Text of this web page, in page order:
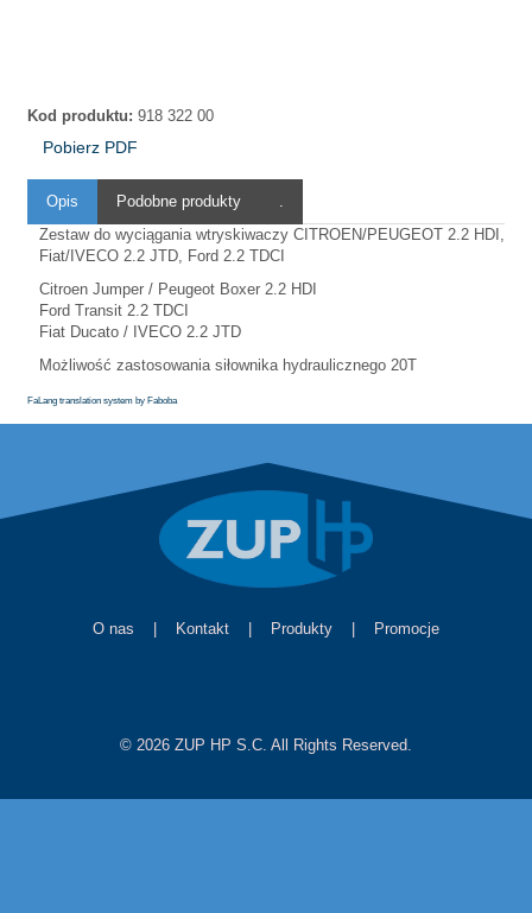
Kod produktu: 918 322 00
Pobierz PDF
Opis Podobne produkty
.
Zestaw do wyciągania wtryskiwaczy CITROEN/PEUGEOT 2.2 HDI,
Fiat/IVECO 2.2 JTD, Ford 2.2 TDCI
Citroen Jumper / Peugeot Boxer 2.2 HDI
Ford Transit 2.2 TDCI
Fiat Ducato / IVECO 2.2 JTD
Możliwość zastosowania siłownika hydraulicznego 20T
FaLang translation system by Faboba
O nas | Kontakt | Produkty | Promocje
© 2026 ZUP HP S.C. All Rights Reserved.